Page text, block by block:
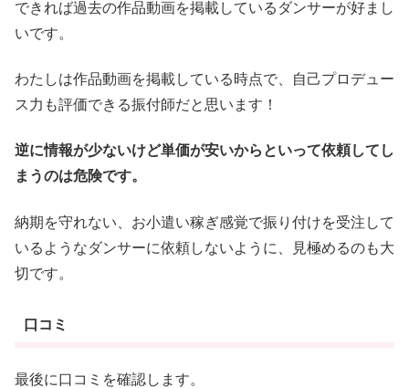
できれば過去の作品動画を掲載しているダンサーが好まし
いです。
わたしは作品動画を掲載している時点で、自己プロデュー
ス力も評価できる振付師だと思います！
逆に情報が少ないけど単価が安いからといって依頼してし
まうのは危険です。
納期を守れない、お小遣い稼ぎ感覚で振り付けを受注して
いるようなダンサーに依頼しないように、見極めるのも大
切です。
口コミ
最後に口コミを確認します。